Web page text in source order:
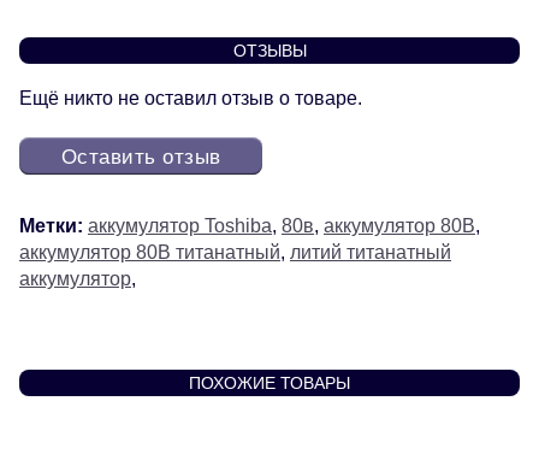
ОТЗЫВЫ
Ещё никто не оставил отзыв о товаре.
Оставить отзыв
Метки: аккумулятор Toshiba, 80в, аккумулятор 80В,
аккумулятор 80В титанатный, литий титанатный
аккумулятор,
ПОХОЖИЕ ТОВАРЫ